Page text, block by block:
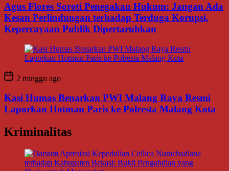
Agus Flores Soroti Penegakan Hukum: Jangan Ada
Kesan Perlindungan terhadap Terduga Korupsi,
Kepercayaan Publik Dipertaruhkan
2 minggu ago
Kasi Humas Benarkan PWI Malang Raya Resmi
Laporkan Hotman Paris ke Polresta Malang Kota
Kriminalitas